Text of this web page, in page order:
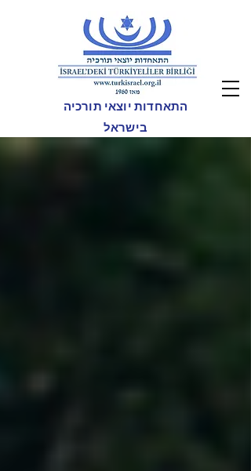
התאחדות יוצאי תורכיה
בישראל